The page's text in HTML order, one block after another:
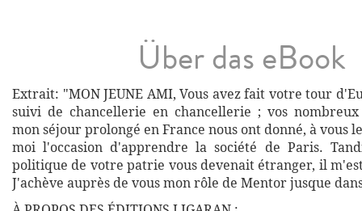
Über das eBook
Extrait: "MON JEUNE AMI, Vous avez fait votre tour
suivi de chancellerie en chancellerie ; vos
mon séjour prolongé en France nous ont donné, à vous
moi l'occasion d'apprendre la société de Paris.
politique de votre patrie vous devenait étranger, il
J'achève auprès de vous mon rôle de Mentor jusque